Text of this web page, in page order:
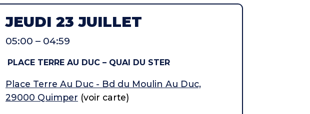
JEUDI 23 JUILLET
05:00 – 04:59
PLACE TERRE AU DUC – QUAI DU STER
Place Terre Au Duc - Bd du Moulin Au Duc,
29000 Quimper (voir carte)